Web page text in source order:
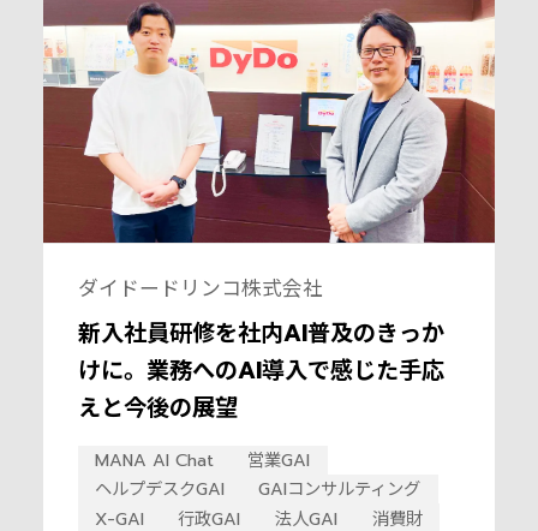
ダイドードリンコ株式会社
新入社員研修を社内AI普及のきっか
けに。業務へのAI導入で感じた手応
えと今後の展望
MANA AI Chat
営業GAI
ヘルプデスクGAI
GAIコンサルティング
X-GAI
行政GAI 法人GAI
消費財